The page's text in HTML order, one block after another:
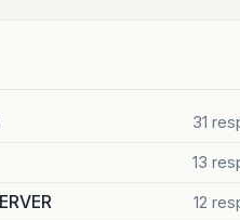
31
13
12